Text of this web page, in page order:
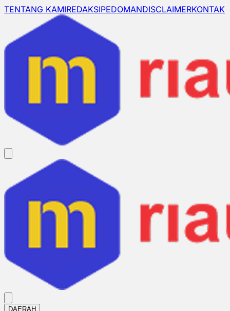
TENTANG KAMIREDAKSIPEDOMANDISCLAIMERKONTAK
DAERAH